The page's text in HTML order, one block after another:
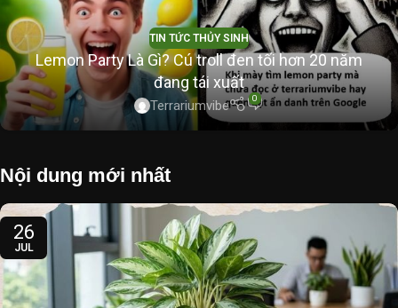
TIN TỨC THỦY SINH
Lemon Party Là Gì? Cú troll đen tối hơn 20 năm
đang tái xuất
Terrariumvibe 0
Nội dung mới nhất
26
JUL